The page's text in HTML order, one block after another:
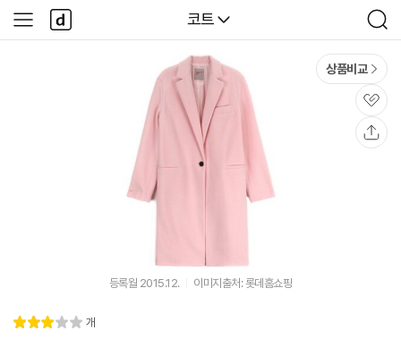
다나와
코트
검
색
사
이
다
나
와
상품비교
관
심
등록월 2015.12. 이미지출처: 롯데홈쇼핑
별
3.
리
개